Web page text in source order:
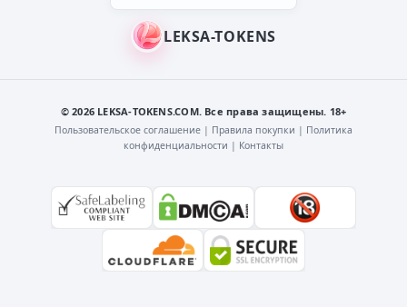
© 2026 LEKSA-TOKENS.COM. Все права защищены. 18+
Пользовательское соглашение | Правила покупки | Политика
конфиденциальности | Контакты